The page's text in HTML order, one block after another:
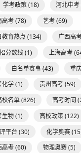
学考政策(18) 河北中考
高考(78) 艺考(69)
教育热点 (134) 广西高
分数线(1) 上海高考
白名单赛事(43) 重
化学(1) 贵州高考(59)
校名单(826) 高考时间
生物(1) 高校政策(122)
平台 (30) 化学奥赛
高考(60) 物理奥赛(5)